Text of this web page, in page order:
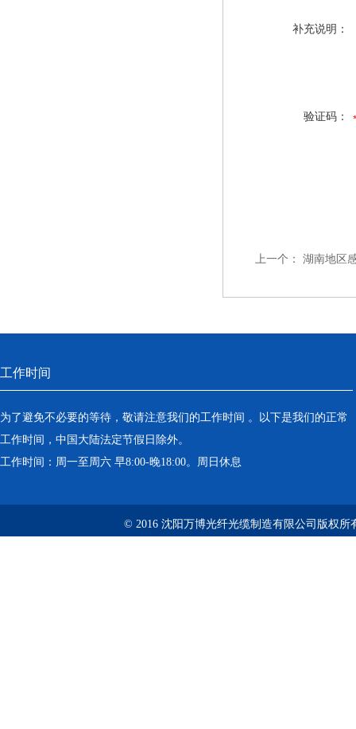
补充说明：
验证码：
上一个： 湖南地区
工作时间
为了避免不必要的等待，敬请注意我们的工作时间 。以下是我们的正常
工作时间，中国大陆法定节假日除外。
工作时间：周一至周六 早8:00-晚18:00。周日休息
© 2016 沈阳万博光纤光缆制造有限公司版权所